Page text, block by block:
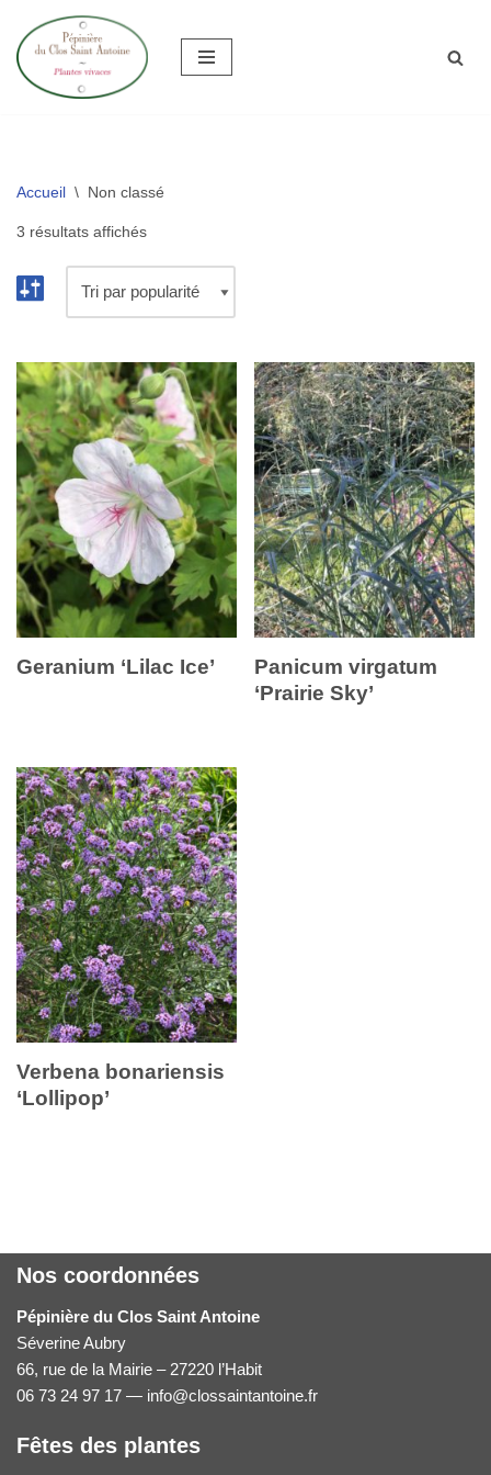
Aller
au
Accueil \ Non classé
3 résultats affichés
Geranium ‘Lilac Ice’
Panicum virgatum
‘Prairie Sky’
Verbena bonariensis
‘Lollipop’
Nos coordonnées
Pépinière du Clos Saint Antoine
Séverine Aubry
66, rue de la Mairie – 27220 l’Habit
06 73 24 97 17 — info@clossaintantoine.fr
Fêtes des plantes